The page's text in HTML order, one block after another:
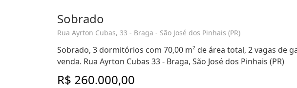
Sobrado
Rua Ayrton Cubas, 33 - Braga - São José dos Pinhais (PR)
Sobrado, 3 dormitórios com 70,00 m² de área total, 2 vagas de
venda. Rua Ayrton Cubas 33 - Braga, São José dos Pinhais (PR)
R$ 260.000,00